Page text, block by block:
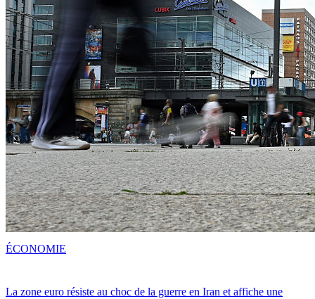
La zone euro résiste au choc de la guerre en Iran et affiche une
ÉCONOMIE